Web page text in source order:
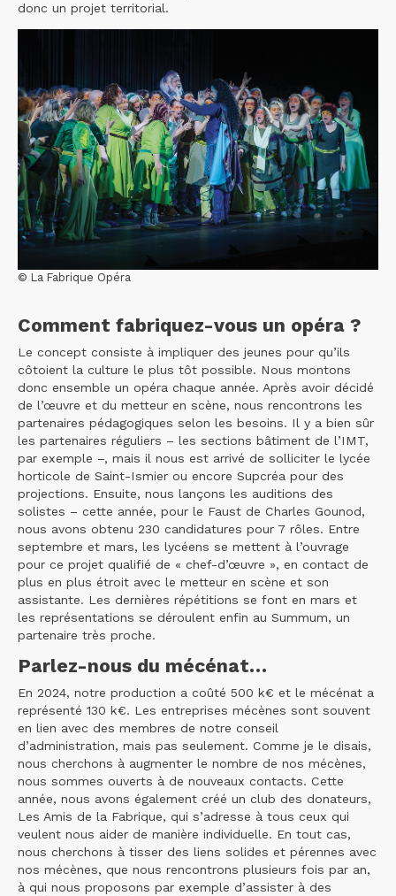
donc un projet territorial.
© La Fabrique Opéra
Comment fabriquez-vous un opéra ?
Le concept consiste à impliquer des jeunes pour qu’ils
côtoient la culture le plus tôt possible. Nous montons
donc ensemble un opéra chaque année. Après avoir décidé
de l’œuvre et du metteur en scène, nous rencontrons les
partenaires pédagogiques selon les besoins. Il y a bien sûr
les partenaires réguliers – les sections bâtiment de l’IMT,
par exemple –, mais il nous est arrivé de solliciter le lycée
horticole de Saint-Ismier ou encore Supcréa pour des
projections. Ensuite, nous lançons les auditions des
solistes – cette année, pour le Faust de Charles Gounod,
nous avons obtenu 230 candidatures pour 7 rôles. Entre
septembre et mars, les lycéens se mettent à l’ouvrage
pour ce projet qualifié de « chef-d’œuvre », en contact de
plus en plus étroit avec le metteur en scène et son
assistante. Les dernières répétitions se font en mars et
les représentations se déroulent enfin au Summum, un
partenaire très proche.
Parlez-nous du mécénat…
En 2024, notre production a coûté 500 k€ et le mécénat a
représenté 130 k€. Les entreprises mécènes sont souvent
en lien avec des membres de notre conseil
d’administration, mais pas seulement. Comme je le disais,
nous cherchons à augmenter le nombre de nos mécènes,
nous sommes ouverts à de nouveaux contacts. Cette
année, nous avons également créé un club des donateurs,
Les Amis de la Fabrique, qui s’adresse à tous ceux qui
veulent nous aider de manière individuelle. En tout cas,
nous cherchons à tisser des liens solides et pérennes avec
nos mécènes, que nous rencontrons plusieurs fois par an,
à qui nous proposons par exemple d’assister à des